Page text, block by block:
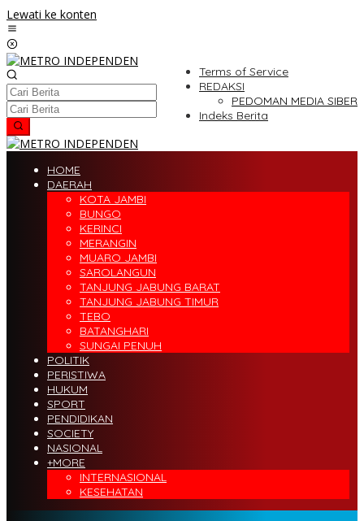
Lewati ke konten
Terms of Service
REDAKSI
PEDOMAN MEDIA SIBER
Indeks Berita
HOME
DAERAH
KOTA JAMBI
BUNGO
KERINCI
MERANGIN
MUARO JAMBI
SAROLANGUN
TANJUNG JABUNG BARAT
TANJUNG JABUNG TIMUR
TEBO
BATANGHARI
SUNGAI PENUH
POLITIK
PERISTIWA
HUKUM
SPORT
PENDIDIKAN
SOCIETY
NASIONAL
+MORE
INTERNASIONAL
KESEHATAN